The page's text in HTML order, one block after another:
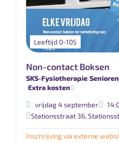
Leeftijd 0-105
Non-contact Boksen
SKS-Fysiotherapie
Extra kosten
vrijdag 4 september
Stationsstraat 36,
Inschrijving via externe